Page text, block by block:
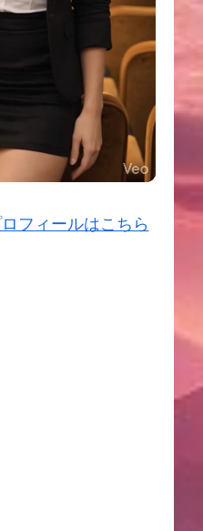
フィールはこちら